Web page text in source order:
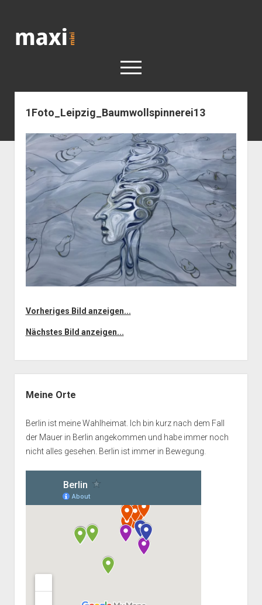
open
< work
Berlin
Reisen
Kunst
Geschichte
open
dropdown
menu
Geschichte der Stadt Berlin
Impressum
1Foto_Leipzig_Baumwollspinnerei13
Vorheriges Bild anzeigen...
Nächstes Bild anzeigen...
Meine Orte
Berlin ist meine Wahlheimat. Ich bin kurz nach dem Fall
der Mauer in Berlin angekommen und habe immer noch
nicht alles gesehen. Berlin ist immer in Bewegung.